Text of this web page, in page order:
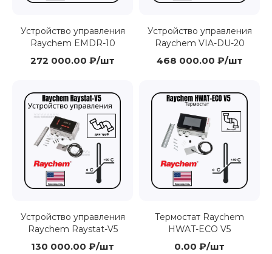
Устройство управления
Raychem EMDR-10
272 000.00 ₽/шт
Устройство управления
Raychem VIA-DU-20
468 000.00 ₽/шт
Устройство управления
Raychem Raystat-V5
130 000.00 ₽/шт
Термостат Raychem
HWAT-ECO V5
0.00 ₽/шт